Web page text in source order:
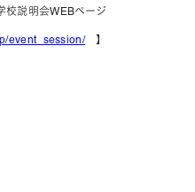
校説明会WEBページ
event_session/ 】